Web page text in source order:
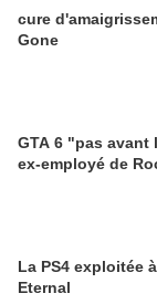
cure
Gone
GTA 6 "pas avant
ex-employé de
La PS4 exploitée
Eternal